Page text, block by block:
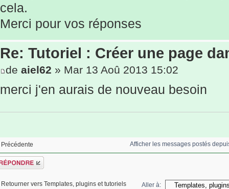
cela.
Merci pour vos réponses
Re: Tutoriel : Créer une page
de aiel62 » Mar 13 Aoû 2013 15:02
merci j'en aurais de nouveau besoin
Précédente Afficher les messages postés
Retourner vers Templates, plugins et tutoriels Aller à: